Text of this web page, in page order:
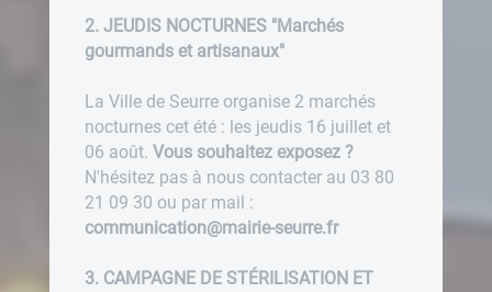
2. JEUDIS NOCTURNES "Marchés
gourmands et artisanaux"
La Ville de Seurre organise 2 marchés
nocturnes cet été : les jeudis 16 juillet et
06 août. Vous souhaitez exposez ?
N'hésitez pas à nous contacter au 03 80
21 09 30 ou par mail :
communication@mairie-seurre.fr
3. CAMPAGNE DE STÉRILISATION ET